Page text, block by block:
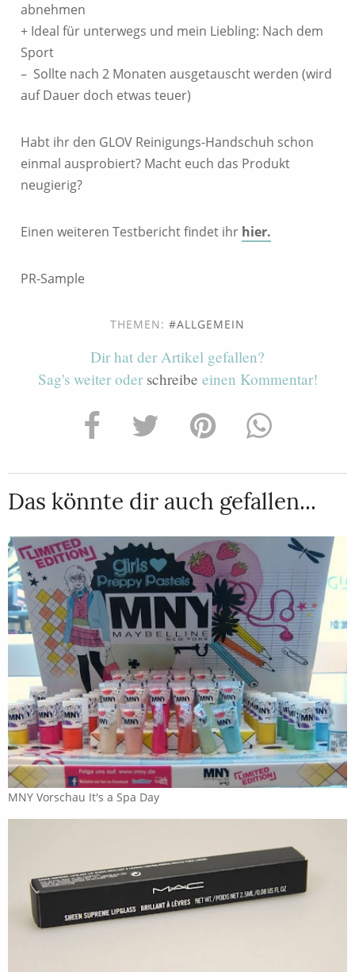
abnehmen
+ Ideal für unterwegs und mein Liebling: Nach dem
Sport
– Sollte nach 2 Monaten ausgetauscht werden (wird
auf Dauer doch etwas teuer)
Habt ihr den GLOV Reinigungs-Handschuh schon
einmal ausprobiert? Macht euch das Produkt
neugierig?
Einen weiteren Testbericht findet ihr hier.
PR-Sample
THEMEN: ALLGEMEIN
Dir hat der Artikel gefallen?
Sag's weiter oder schreibe einen Kommentar!
Das könnte dir auch gefallen...
MNY Vorschau It's a Spa Day